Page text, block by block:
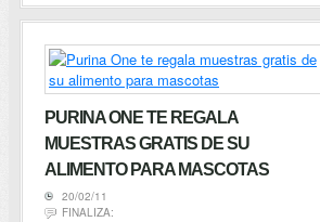
PURINA ONE TE REGALA
MUESTRAS GRATIS DE SU
ALIMENTO PARA MASCOTAS
20/02/11
FINALIZA: